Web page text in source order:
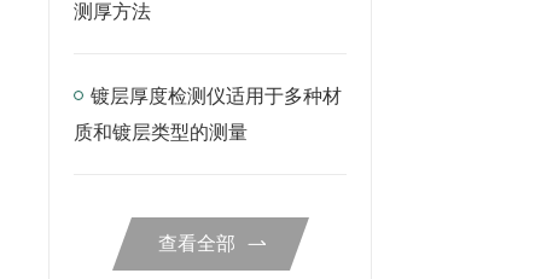
测厚方法
镀层厚度检测仪适用于多种材
质和镀层类型的测量
查看全部